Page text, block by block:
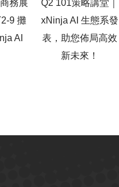
務展
9 攤
AI
Q2 101策略講堂｜
xNinja AI 生態系發
表，助您佈局高效
新未來！